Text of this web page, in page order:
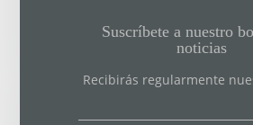
Suscríbete a nuestro
noticias
Recibirás regularmente